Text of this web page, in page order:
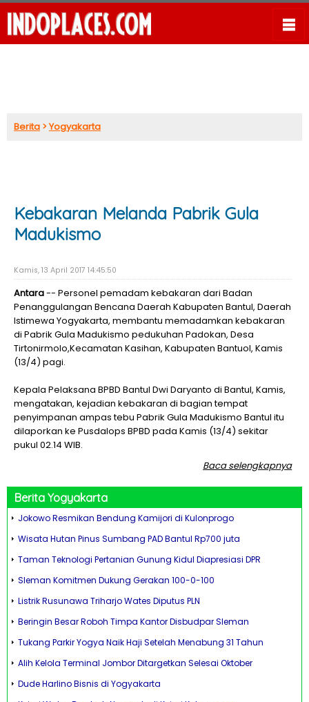
Berita >Yogyakarta
Kebakaran Melanda Pabrik Gula
Madukismo
Kamis, 13 April 2017 14:45:50
Antara-- Personel pemadam kebakaran dari Badan
Penanggulangan Bencana Daerah Kabupaten Bantul, Daerah
Istimewa Yogyakarta, membantu memadamkan kebakaran
di Pabrik Gula Madukismo pedukuhan Padokan, Desa
Tirtonirmolo,Kecamatan Kasihan, Kabupaten Bantuol, Kamis
(13/4) pagi.
Kepala Pelaksana BPBD Bantul Dwi Daryanto di Bantul, Kamis,
mengatakan, kejadian kebakaran di bagian tempat
penyimpanan ampas tebu Pabrik Gula Madukismo Bantul itu
dilaporkan ke Pusdalops BPBD pada Kamis (13/4) sekitar
pukul 02.14 WIB.
Baca selengkapnya
Berita Yogyakarta
Jokowo Resmikan Bendung Kamijori di Kulonprogo
Wisata Hutan Pinus Sumbang PAD Bantul Rp700 juta
Taman Teknologi Pertanian Gunung Kidul Diapresiasi DPR
Sleman Komitmen Dukung Gerakan 100-0-100
Listrik Rusunawa Triharjo Wates Diputus PLN
Beringin Besar Roboh Timpa Kantor Disbudpar Sleman
Tukang Parkir Yogya Naik Haji Setelah Menabung 31 Tahun
Alih Kelola Terminal Jombor Ditargetkan Selesai Oktober
Dude Harlino Bisnis di Yogyakarta